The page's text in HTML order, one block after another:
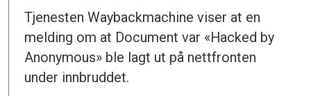
Tjenesten Waybackmachine viser at en
melding om at Document var «Hacked by
Anonymous» ble lagt ut på nettfronten
under innbruddet.